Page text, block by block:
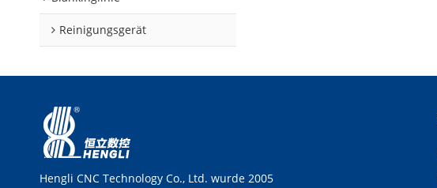
Reinigungsgerät
Hengli CNC Technology Co., Ltd. wurde 2005